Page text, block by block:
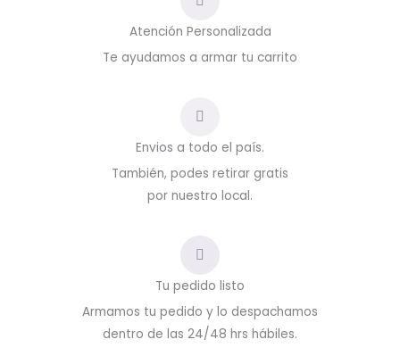
Atención Personalizada
Te ayudamos a armar tu carrito
Envios a todo el país.
También, podes retirar gratis
por nuestro local.
Tu pedido listo
Armamos tu pedido y lo despachamos
dentro de las 24/48 hrs hábiles.